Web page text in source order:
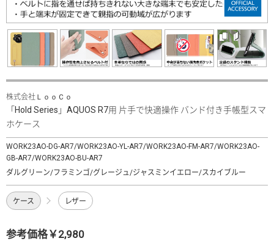
株式会社ＬｏｏＣｏ
「Hold Series」AQUOS R7用 片手で快適操作 バンド付き手帳型スマ
ホケース
WORK23AO-DG-AR7/WORK23AO-YL-AR7/WORK23AO-FM-AR7/WORK23AO-
GB-AR7/WORK23AO-BU-AR7
ダルグリーン/フラミンゴ/グレージュ/ジャスミンイエロー/スカイブルー
ケース レザー
参考価格￥2,980